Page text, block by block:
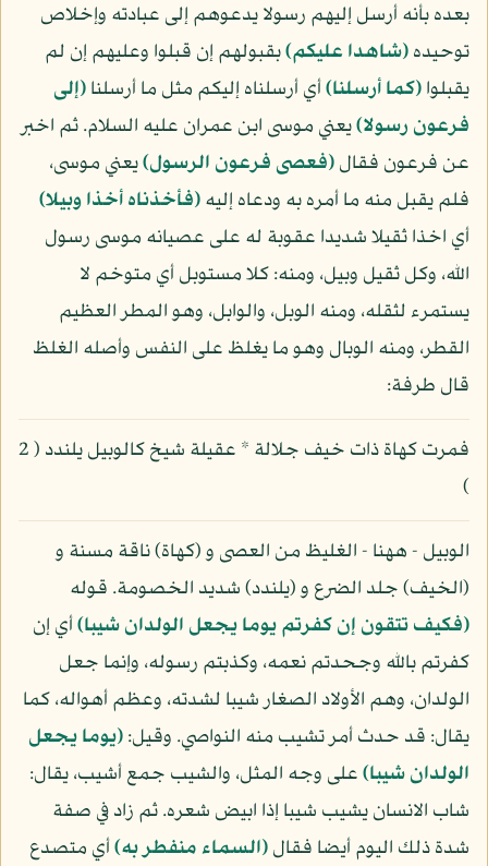
بعده بأنه أرسل إليهم رسولا يدعوهم إلى عبادته وإخلاص
توحيده(شاهدا عليكم)بقبولهم إن قبلوا وعليهم إن لم
يقبلوا(كما أرسلنا)أي أرسلناه إليكم مثل ما أرسلنا(إلى
فرعون رسولا)يعني موسى ابن عمران عليه السلام. ثم اخبر
عن فرعون فقال(فعصى فرعون الرسول)يعني موسى،
فلم يقبل منه ما أمره به ودعاه إليه(فأخذناه أخذا وبيلا)
أي اخذا ثقيلا شديدا عقوبة له على عصيانه موسى رسول
الله، وكل ثقيل وبيل، ومنه: كلا مستوبل أي متوخم لا
يستمرء لثقله، ومنه الوبل، والوابل، وهو المطر العظيم
القطر، ومنه الوبال وهو ما يغلظ على النفس وأصله الغلظ
قال طرفة:
فمرت كهاة ذات خيف جلالة * عقيلة شيخ كالوبيل يلندد ( 2
)
الوبيل - ههنا - الغليظ من العصى و (كهاة) ناقة مسنة و
(الخيف) جلد الضرع و (يلندد) شديد الخصومة. قوله
(فكيف تتقون إن كفرتم يوما يجعل الولدان شيبا)أي إن
كفرتم بالله وجحدتم نعمه، وكذبتم رسوله، وإنما جعل
الولدان، وهم الأولاد الصغار شيبا لشدته، وعظم أهواله، كما
يقال: قد حدث أمر تشيب منه النواصي. وقيل:(يوما يجعل
الولدان شيبا)على وجه المثل، والشيب جمع أشيب، يقال:
شاب الانسان يشيب شيبا إذا ابيض شعره. ثم زاد في صفة
شدة ذلك اليوم أيضا فقال(السماء منفطر به)أي متصدع